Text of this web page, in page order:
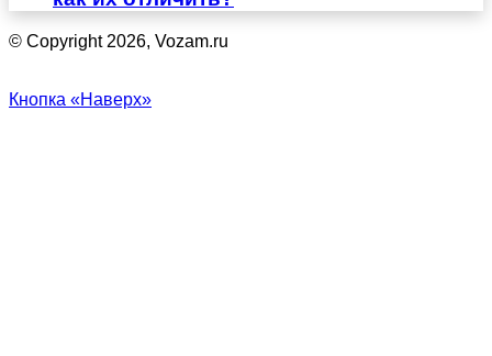
© Copyright 2026, Vozam.ru
Кнопка «Наверх»